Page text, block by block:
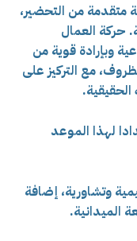
متقدمة من التحضير،
حركة العمال
وبإرادة قوية من
مع التركيز على
الحقيقية.
لهذا الموعد
وتشاورية، إضافة
الميدانية.